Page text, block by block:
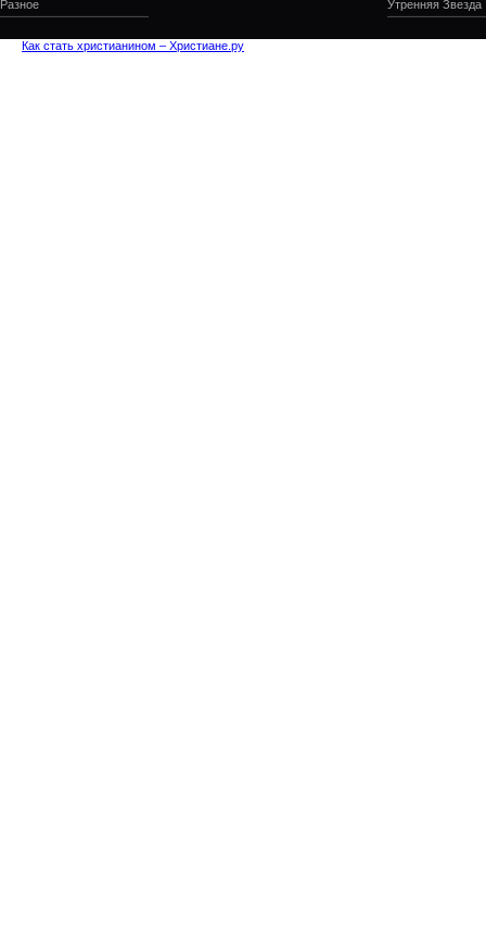
Разное Утренняя Звезда
Как стать христианином – Христиане.ру